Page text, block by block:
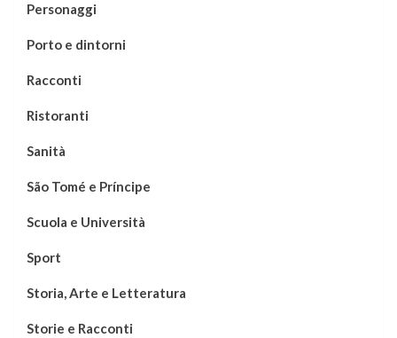
Personaggi
Porto e dintorni
Racconti
Ristoranti
Sanità
São Tomé e Príncipe
Scuola e Università
Sport
Storia, Arte e Letteratura
Storie e Racconti